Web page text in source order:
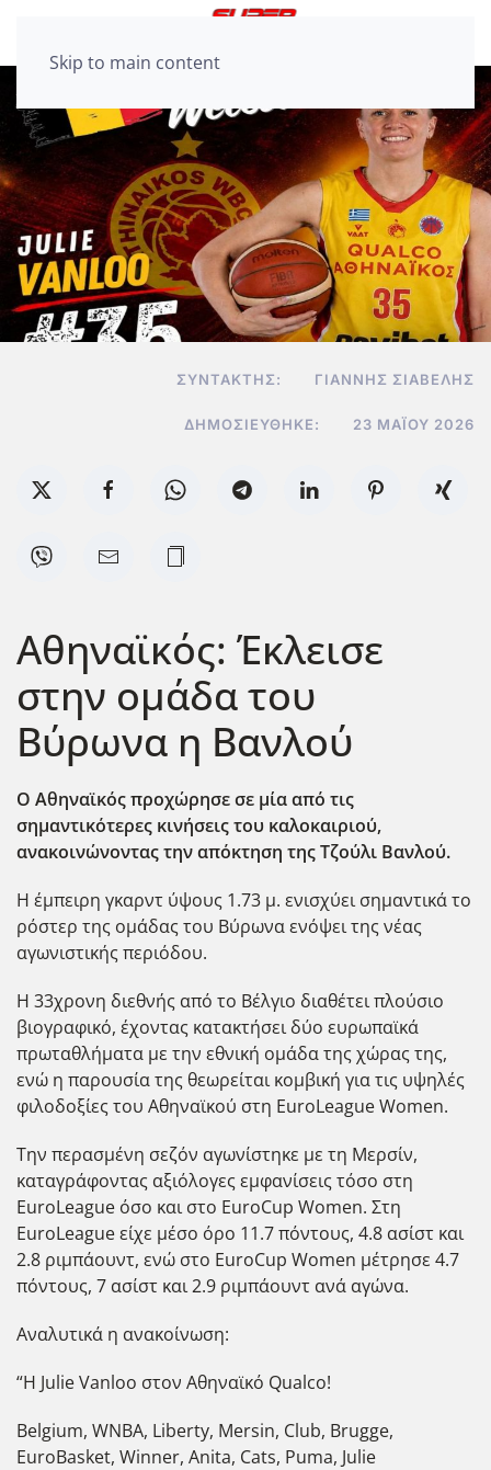
Skip to main content
ΣΥΝΤΆΚΤΗΣ: ΓΙΆΝΝΗΣ ΣΙΑΒΕΛΉΣ
ΔΗΜΟΣΙΕΎΘΗΚΕ: 23 ΜΑΪ́ΟΥ 2026
Αθηναϊκός: Έκλεισε
στην ομάδα του
Βύρωνα η Βανλού
Ο Αθηναϊκός προχώρησε σε μία από τις
σημαντικότερες κινήσεις του καλοκαιριού,
ανακοινώνοντας την απόκτηση της Τζούλι Βανλού.
Η έμπειρη γκαρντ ύψους 1.73 μ. ενισχύει σημαντικά το
ρόστερ της ομάδας του Βύρωνα ενόψει της νέας
αγωνιστικής περιόδου.
Η 33χρονη διεθνής από το Βέλγιο διαθέτει πλούσιο
βιογραφικό, έχοντας κατακτήσει δύο ευρωπαϊκά
πρωταθλήματα με την εθνική ομάδα της χώρας της,
ενώ η παρουσία της θεωρείται κομβική για τις υψηλές
φιλοδοξίες του Αθηναϊκού στη EuroLeague Women.
Την περασμένη σεζόν αγωνίστηκε με τη Μερσίν,
καταγράφοντας αξιόλογες εμφανίσεις τόσο στη
EuroLeague όσο και στο EuroCup Women. Στη
EuroLeague είχε μέσο όρο 11.7 πόντους, 4.8 ασίστ και
2.8 ριμπάουντ, ενώ στο EuroCup Women μέτρησε 4.7
πόντους, 7 ασίστ και 2.9 ριμπάουντ ανά αγώνα.
Αναλυτικά η ανακοίνωση:
“Η Julie Vanloo στον Αθηναϊκό Qualco!
Belgium, WNBA, Liberty, Mersin, Club, Brugge,
EuroBasket, Winner, Anita, Cats, Puma, Julie